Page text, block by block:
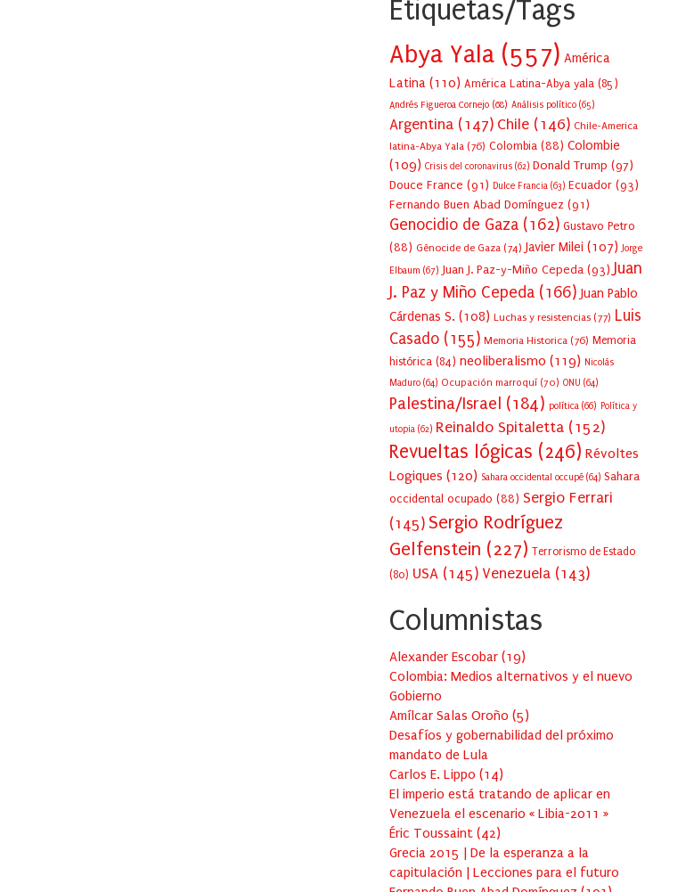
Etiquetas/Tags
Abya Yala (557) América
Latina (110) América Latina-Abya yala (85)
Andrés Figueroa Cornejo (68) Análisis político (65)
Argentina (147) Chile (146) Chile-America
latina-Abya Yala (76) Colombia (88) Colombie
(109) Crisis del coronavirus (62) Donald Trump (97)
Douce France (91) Dulce Francia (63) Ecuador (93)
Fernando Buen Abad Domínguez (91)
Genocidio de Gaza (162) Gustavo Petro
(88) Génocide de Gaza (74) Javier Milei (107) Jorge
Elbaum (67) Juan J. Paz-y-Miño Cepeda (93) Juan
J. Paz y Miño Cepeda (166) Juan Pablo
Cárdenas S. (108) Luchas y resistencias (77) Luis
Casado (155) Memoria Historica (76) Memoria
histórica (84) neoliberalismo (119) Nicolás
Maduro (64) Ocupación marroquí (70) ONU (64)
Palestina/Israel (184) política (66) Política y
utopia (62) Reinaldo Spitaletta (152)
Revueltas lógicas (246) Révoltes
Logiques (120) Sahara occidental occupé (64) Sahara
occidental ocupado (88) Sergio Ferrari
(145) Sergio Rodríguez
Gelfenstein (227) Terrorismo de Estado
(80) USA (145) Venezuela (143)
Columnistas
Alexander Escobar (19)
Colombia: Medios alternativos y el nuevo
Gobierno
Amílcar Salas Oroño (5)
Desafíos y gobernabilidad del próximo
mandato de Lula
Carlos E. Lippo (14)
El imperio está tratando de aplicar en
Venezuela el escenario « Libia-2011 »
Éric Toussaint (42)
Grecia 2015 | De la esperanza a la
capitulación | Lecciones para el futuro